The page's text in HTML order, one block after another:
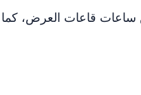
قاعات العرض، كما